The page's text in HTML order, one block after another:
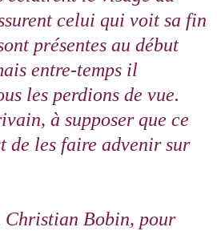
celui qui voit sa fin
présentes au début
entre-temps il
les perdions de vue.
à supposer que ce
de les faire advenir sur
Bobin, pour